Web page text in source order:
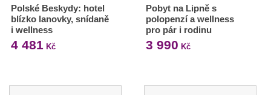
Polské Beskydy: hotel
blízko lanovky, snídaně
i wellness
4 481 Kč
Pobyt na Lipně s
polopenzí a wellness
pro pár i rodinu
3 990 Kč